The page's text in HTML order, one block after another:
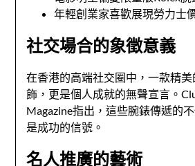
年輕創業家喜歡展現勞力士
社交場合的象徵意義
在香港的高端社交圈中，一款精
飾，更是個人成就的無聲宣言。
Magazine指出，這些腕錶傳遞的
是成功的信號。
名人推廣的藝術